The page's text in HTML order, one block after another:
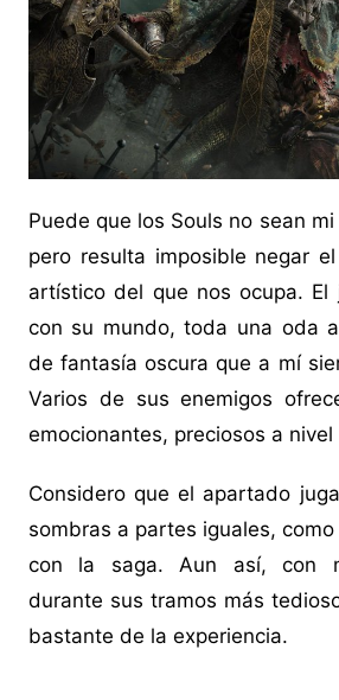
Puede que los Souls no sean
pero resulta imposible negar
artístico del que nos ocupa. El
con su mundo, toda una oda
de fantasía oscura que a mí
Varios de sus enemigos
emocionantes, preciosos a nivel
Considero que el apartado
sombras a partes iguales,
con la saga. Aun así, con
durante sus tramos más
bastante de la experiencia.